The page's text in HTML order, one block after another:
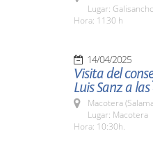
Lugar: Galisancho
Hora: 1130 h
14/04/2025
Visita del
Luis Sanz a
Macotera
Lugar: Macotera
Hora: 10:30h.